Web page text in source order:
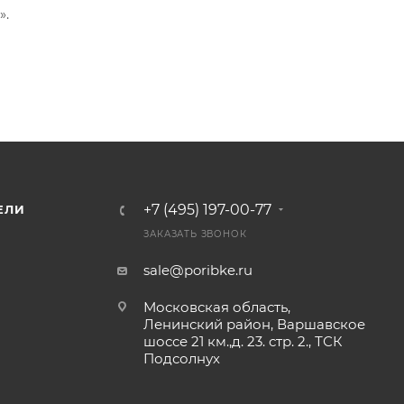
10.61.33-003-161555497-2015 с соблюдением высоких
прохладительными напитками, свежими овощами и
«Холодец и хрен» и насладитесь проверенным
+7 (495) 197-00-77
ЗАКАЗАТЬ ЗВОНОК
sale@poribke.ru
Московская область,
Ленинский район, Варшавское
шоссе 21 км.,д. 23. стр. 2., ТСК
Подсолнух